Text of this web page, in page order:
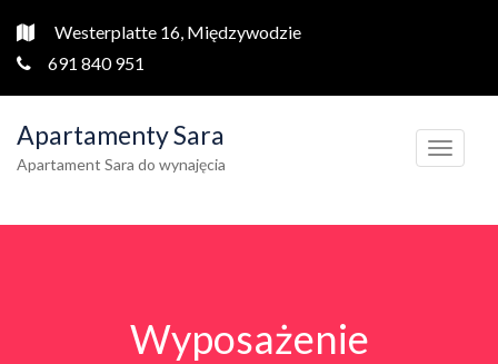
Westerplatte 16, Międzywodzie
691 840 951
Apartamenty Sara
Apartament Sara do wynajęcia
T
Wyposażenie